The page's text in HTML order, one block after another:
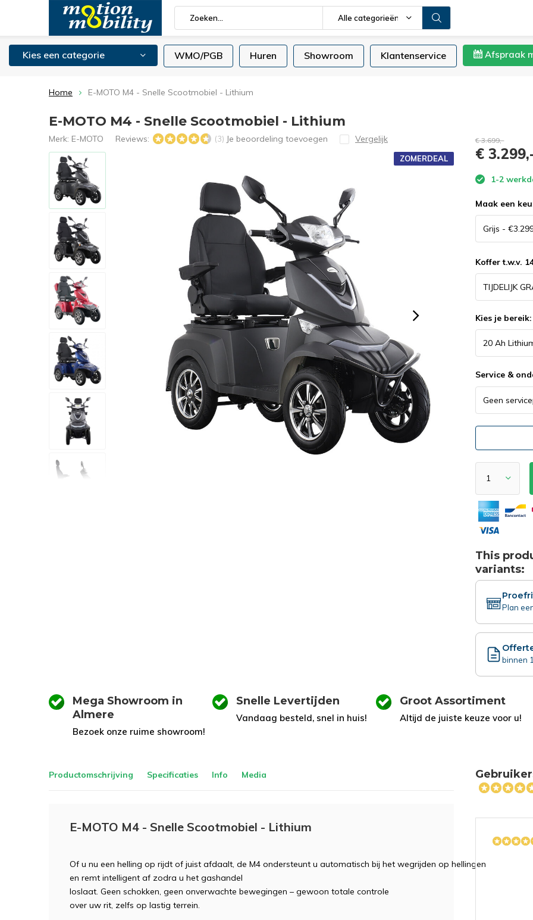
Alle categorieën
Kies een categorie WMO/PGB Huren Showroom Klantenservice Afspraak
Home E-MOTO M4 - Snelle Scootmobiel - Lithium
E-MOTO M4 - Snelle Scootmobiel - Lithium
Merk: E-MOTO Reviews: (3) Je beoordeling toevoegen Vergelijk
ZOMERDEAL
€ 3.699,-
€
1-2
Maak een
Koffer t.w.v.
Kies je bereik:
Service &
This
variants:
Plan
binnen
Mega Showroom in
Almere
Bezoek onze ruime showroom!
Snelle Levertijden
Vandaag besteld, snel in huis!
Groot Assortiment
Altijd de juiste keuze voor u!
Productomschrijving Specificaties Info Media
E-MOTO M4 - Snelle Scootmobiel - Lithium
Of u nu een helling op rijdt of juist afdaalt, de M4 ondersteunt u automatisch bij het wegrijden op hellingen
en remt intelligent af zodra u het gashandel
loslaat. Geen schokken, geen onverwachte bewegingen – gewoon totale controle
over uw rit, zelfs op lastig terrein.